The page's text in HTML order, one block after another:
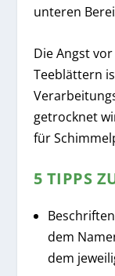
unteren
Die Angst
Teeblättern
getrocknet
für
5 TIPPS
dem
dem